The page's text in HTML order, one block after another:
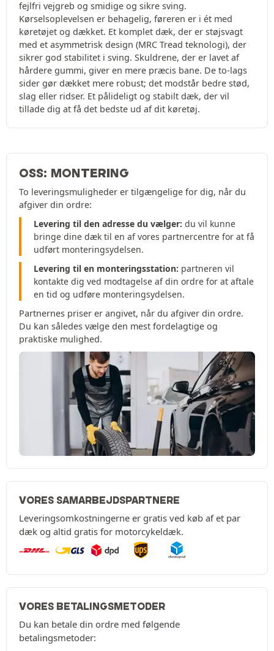
fejlfri vejgreb og smidige og sikre sving.
Kørselsoplevelsen er behagelig, føreren er i ét med
køretøjet og dækket. Et komplet dæk, der er støjsvagt
med et asymmetrisk design (MRC Tread teknologi), der
sikrer god stabilitet i sving. Skuldrene, der er lavet af
hårdere gummi, giver en mere præcis bane. De to-lags
sider gør dækket mere robust; det modstår bedre stød,
slag eller ridser. Et pålideligt og stabilt dæk, der vil
tillade dig at få det bedste ud af dit køretøj.
OSS: MONTERING
To leveringsmuligheder er tilgængelige for dig, når du
afgiver din ordre:
Levering til den adresse du vælger: du vil kunne
bringe dine dæk til en af vores partnercentre for at få
udført monteringsydelsen.
Levering til en monteringsstation: partneren vil
kontakte dig ved modtagelse af din ordre for at aftale
en tid og udføre monteringsydelsen.
Partnernes priser er angivet, når du afgiver din ordre.
Du kan således vælge den mest fordelagtige og
praktiske mulighed.
VORES SAMARBEJDSPARTNERE
Leveringsomkostningerne er gratis ved køb af et par
dæk og altid gratis for motorcykeldæk.
VORES BETALINGSMETODER
Du kan betale din ordre med følgende
betalingsmetoder: